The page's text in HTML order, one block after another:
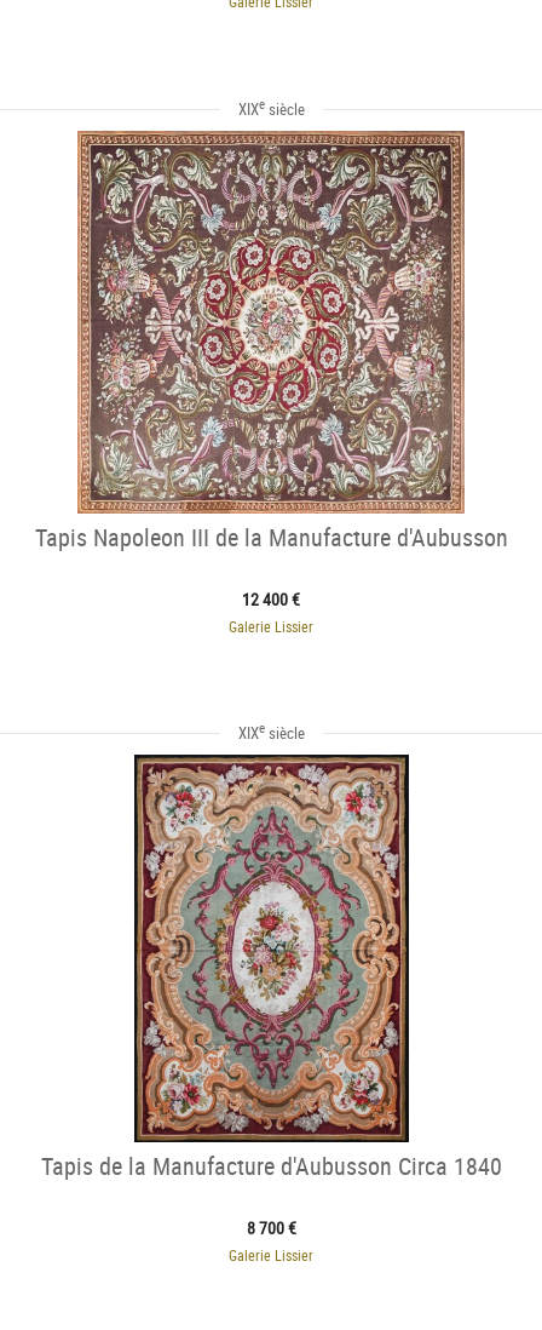
XIXesiècle
Tapis Napoleon III de la Manufacture d'Aubusson
12 400 €
Galerie Lissier
XIXesiècle
Tapis de la Manufacture d'Aubusson Circa 1840
8 700 €
Galerie Lissier